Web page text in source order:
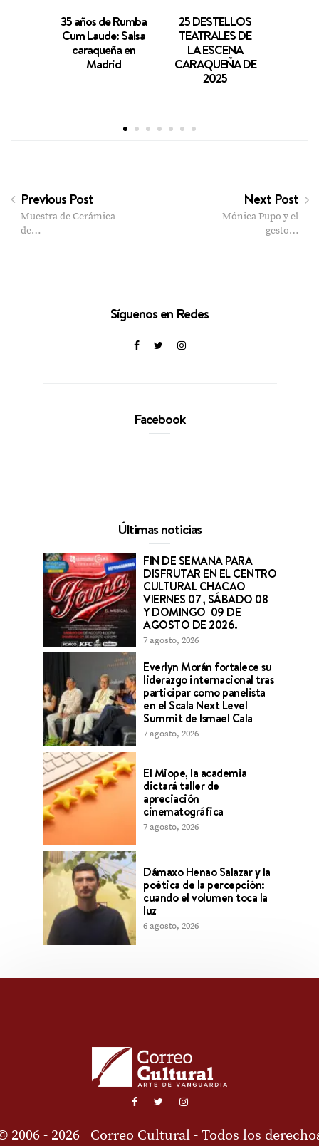
35 años de Rumba
Cum Laude: Salsa
caraqueña en
Madrid
25 DESTELLOS
TEATRALES DE
LA ESCENA
CARAQUEÑA DE
2025
Previous Post
Muestra de Cerámica
de…
Next Post
Mónica Pupo y el
gesto…
Síguenos en Redes
Facebook
Últimas noticias
FIN DE SEMANA PARA
DISFRUTAR EN EL CENTRO
CULTURAL CHACAO
VIERNES 07 , SÁBADO 08
Y DOMINGO 09 DE
AGOSTO DE 2026.
7 agosto, 2026
Everlyn Morán fortalece su
liderazgo internacional tras
participar como panelista
en el Scala Next Level
Summit de Ismael Cala
7 agosto, 2026
El Miope, la academia
dictará taller de
apreciación
cinematográfica
7 agosto, 2026
Dámaxo Henao Salazar y la
poética de la percepción:
cuando el volumen toca la
luz
6 agosto, 2026
2006 - 2026 Correo Cultural - Todos los